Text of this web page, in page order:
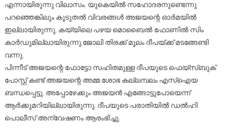
എന്നായിരുന്നു വിലാസം. യുകെയിൽ സഹോദരനുണ്ടെന്നു
പറഞ്ഞെങ്കിലും കൂടുതൽ വിവരങ്ങൾ അജയന്റെ ഓർമയിൽ
ഇല്ലായിരുന്നു. കയ്യിലെ പഴയ മൊബൈൽ ഫോണിൽ സിം
കാർഡുമില്ലായിരുന്നു.ജോലി തിരക്ക് മൂലം ദീപയ്ക്ക് മടങ്ങേണ്ടി
വന്നു.
പിന്നീട് അജയന്റെ ഫോട്ടോ സഹിതമുള്ള ദീപയുടെ ഫെയ്സ്ബുക്
പോസ്റ്റ് കണ്ട് അജയന്റെ അമ്മ ശോഭ കല്ലമ്പലം എസ്ഐയ
ബന്ധപ്പെട്ടു. അപ്പോഴേക്കും അജയൻ എങ്ങോട്ടുപോയെന്ന്
ആർക്കുമറിയില്ലായിരുന്നു. ദീപയുടെ പരാതിയിൽ ഡൽഹി
പൊലീസ് അന്വേഷണം ആരംഭിച്ചു.